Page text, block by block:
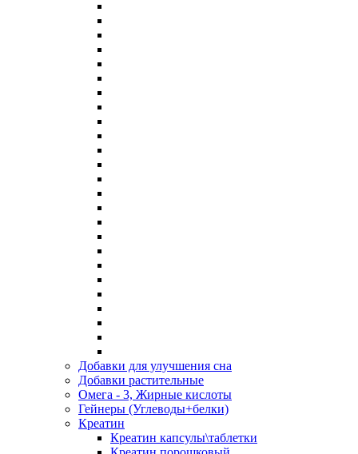
Добавки для улучшения сна
Добавки растительные
Омега - 3, Жирные кислоты
Гейнеры (Углеводы+белки)
Креатин
Креатин капсулы\таблетки